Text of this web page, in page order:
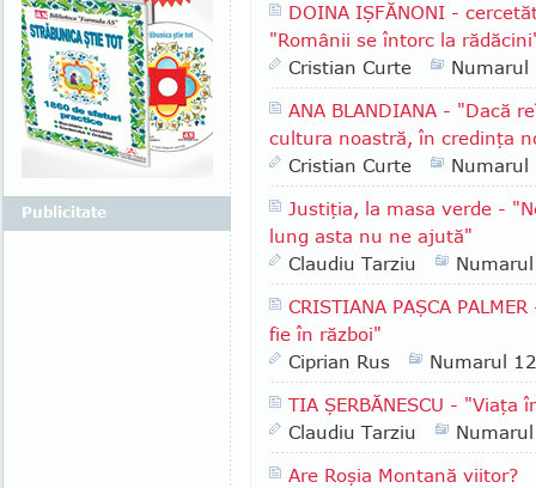
DOINA IŞFĂNONI -
"Românii se întorc la
Cristian Curte
Numarul
ANA BLANDIANA - "Dacă
cultura noastră, în credinţa
Cristian Curte
Numarul
Justiţia, la masa verde -
lung asta nu ne ajută"
Claudiu Tarziu
CRISTIANA PAŞCA
fie în război"
Ciprian Rus
Numarul
TIA ŞERBĂNESCU -
Claudiu Tarziu
Are Roşia Montană viitor?
Publicitate